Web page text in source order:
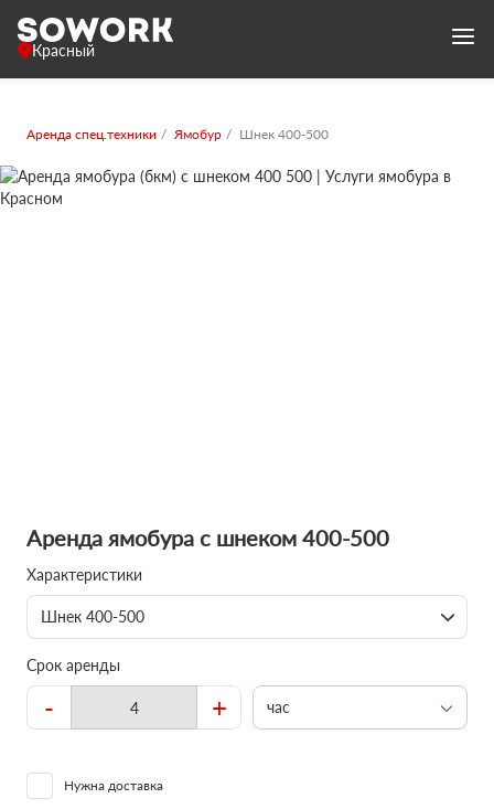
Красный
Аренда спец.техники Ямобур Шнек 400-500
Аренда ямобура с шнеком 400-500
Характеристики
Шнек 400-500
Срок аренды
- + час
Нужна доставка